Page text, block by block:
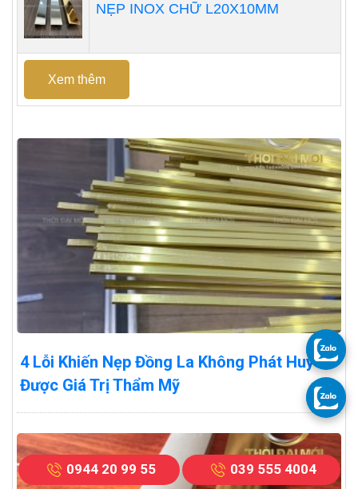
NẸP INOX CHỮ L20X10MM
Xem thêm
4 Lỗi Khiến Nẹp Đồng La Không Phát Huy
Được Giá Trị Thẩm Mỹ
0944 20 99 55 039 555 4004